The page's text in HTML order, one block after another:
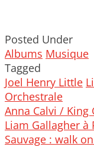
Posted Under
Albums Musique
Tagged
Joel Henry Little
Orchestrale
Post
Anna Calvi / King
Liam Gallagher à
Sauvage : walk